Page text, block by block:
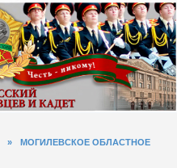
»
МОГИЛЕВСКОЕ ОБЛАСТНОЕ